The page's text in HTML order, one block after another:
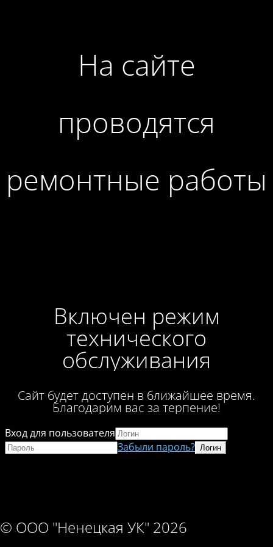
На сайте
проводятся
ремонтные работы
Включен режим
технического
обслуживания
Сайт будет доступен в ближайшее время.
Благодарим вас за терпение!
© ООО "Ненецкая УК" 2026
Вход для пользователя
Забыли пароль?